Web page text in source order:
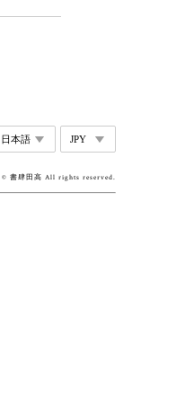
© 書肆田高 All rights reserved.